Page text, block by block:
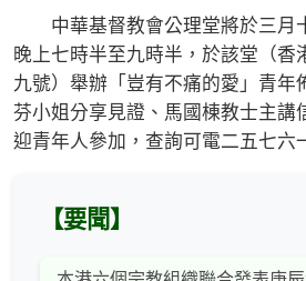
中華基督教會公理堂將於三月
晚上七時半至九時半，於該堂（香
九號）舉辦「豈有不痛的愛」青年
芬小姐分享見證、馬國棟教士主講
迎青年人參加，查詢可電二五七六
【要聞】